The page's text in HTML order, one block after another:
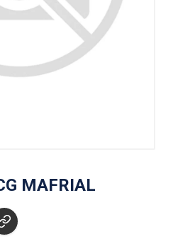
MAFRIAL